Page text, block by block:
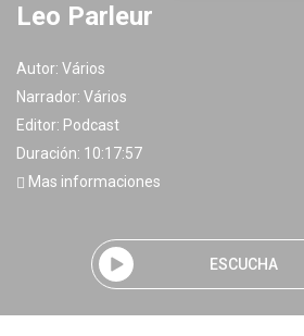
Leo Parleur
Autor: Vários
Narrador: Vários
Editor: Podcast
Duración: 10:17:57
Mas informaciones
ESCUCHA